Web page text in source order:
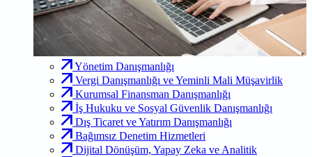
Yönetim Danışmanlığı
Vergi Danışmanlığı ve Yeminli Mali Müşavirlik
Kurumsal Finansman Danışmanlığı
İş Hukuku ve Sosyal Güvenlik Danışmanlığı
Dış Ticaret ve Yatırım Danışmanlığı
Bağımsız Denetim Hizmetleri
Dijital Dönüşüm, Yapay Zeka ve Analitik